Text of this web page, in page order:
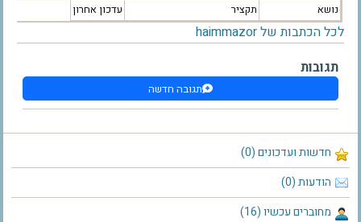
חדשות ועדכונים (0)
הודעות (0)
מחוברים עכשיו (16)
נושא תקציר עדכון אחרון
לכל הכתבות של haimmazor
תגובות
תגובה חדשה